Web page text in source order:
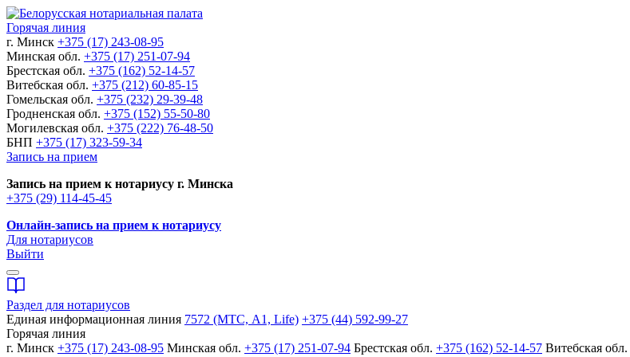
Горячая линия
г. Минск +375 (17) 243-08-95
Минская обл. +375 (17) 251-07-94
Брестская обл. +375 (162) 52-14-57
Витебская обл. +375 (212) 60-85-15
Гомельская обл. +375 (232) 29-39-48
Гродненская обл. +375 (152) 55-50-80
Могилевская обл. +375 (222) 76-48-50
БНП +375 (17) 323-59-34
Запись на прием
Запись на прием к нотариусу г. Минска
+375 (29) 114-45-45
Онлайн-запись на прием к нотариусу
Для нотариусов
Выйти
Раздел для нотариусов
Единая информационная линия 7572 (МТС, A1, Life) +375 (44) 592-99-27
Горячая линия
г. Минск +375 (17) 243-08-95 Минская обл. +375 (17) 251-07-94 Брестская обл. +375 (162) 52-14-57 Витебская обл.